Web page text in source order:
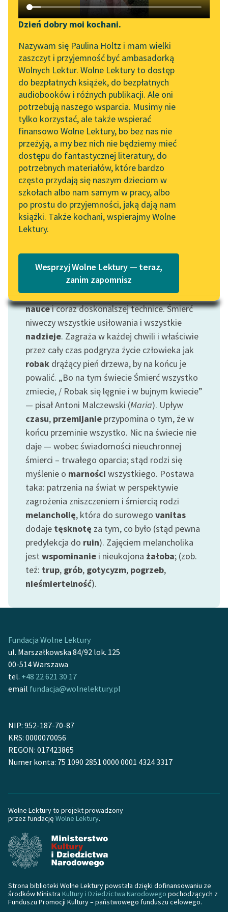
Katalog DAISY
Podkasty o książkach
Zgłoś brak utworu
Aktualności
„Prokurator Alicja Horn”
do słuchania
Byliśmy częścią AI Impact
Lab
Zapraszamy na spotkanie
online z tłumaczkami
literatury skandynawskiej
Spotkanie z Katarzyną
Tunkiel w Oslo
102. lata temu zmarł
Joseph Conrad
Lektury szkolne i klasyka
literatury do słuchania dla
uczennic i uczniów z
niepełnosprawnościami
E-kolekcja lektur
szkolnych i literatury do
słuchania dla uczennic i
niepełnosprawnościami
Feministyczne inspiracje.
Popularyzacja
skandynawskiej literatury
feministycznej
Ręce pełne poezji
Kolekcje edukacyjne
twórców przechodzących
do domeny publicznej,
lektur szkolnych oraz
Starego Testamentu
Odkurzamy bohaterów
Szkoła Poezji Wolnych
Lektur
Narzędzia
Mapa Wolnych Lektur
Leśmianator
Przewodnik dla piszących i
czytających
API
OAI-PMH
Widget Wolnych Lektur
Przypisy
Katalog w formacie PDF
O nas
O projekcie
Zespół
Logotypy
Materiały promocyjne
Dane fundacji i
sprawozdania finansowe
Regulamin darowizn
Informacja o treściach
wrażliwych
Deklaracja dostępności
Dzień dobry moi kochani.
Nazywam się Paulina Holtz i mam wielki
zaszczyt i przyjemność być ambasadorką
Wolnych Lektur. Wolne Lektury to dostęp
do bezpłatnych książek, do bezpłatnych
audiobooków i różnych publikacji. Ale oni
potrzebują naszego wsparcia. Musimy nie
tylko korzystać, ale także wspierać
finansowo Wolne Lektury, bo bez nas nie
przeżyją, a my bez nich nie będziemy mieć
dostępu do fantastycznej literatury, do
potrzebnych materiałów, które bardzo
często przydają się naszym dzieciom w
szkołach albo nam samym w pracy, albo
po prostu do przyjemności, jaką dają nam
książki. Także kochani, wspierajmy Wolne
Lektury.
Wesprzyj Wolne Lektury — teraz,
zanim zapomnisz
Teresa Bogusławska
Czytaj więcej
Motyw: Śmierć
egzystencjalny, określakondycję ludzką
Jest wyzwaniem dladumy z osiągnięć
człowieka w opanowywaniu i poznawaniu
świata oraz siebie samego dziękirozumowi
naucei coraz doskonalszej technice. Śmierć
niweczy wszystkie usiłowania i wszystkie
nadzieje. Zagraża w każdej chwili i właściwie
przez cały czas podgryza życie człowieka jak
robak drążący pień drzewa, by na końcu je
powalić. „Bo na tym świecie Śmierć wszystko
zmiecie, / Robak się lęgnie i w bujnym kwiecie”
— pisał Antoni Malczewski (Maria). Upływ
czasu, przemijanie przypomina o tym, że w
końcu przeminie wszystko. Nic na świecie nie
daje — wobec świadomości nieuchronnej
śmierci – trwałego oparcia; stąd rodzi się
myślenie o marności wszystkiego. Postawa
taka: patrzenia na świat w perspektywie
zagrożenia zniszczeniem i śmiercią rodzi
melancholię, która do surowego vanitas
dodaje tęsknotę za tym, co było (stąd pewna
predylekcja do ruin). Zajęciem melancholika
jest wspominanie i nieukojona żałoba; (zob.
też: trup, grób, gotycyzm, pogrzeb,
nieśmiertelność).
Fundacja Wolne Lektury
ul. Marszałkowska 84/92 lok. 125
00-514 Warszawa
tel. +48 22 621 30 17
email fundacja@wolnelektury.pl
NIP: 952-187-70-87
KRS: 0000070056
REGON: 017423865
Numer konta: 75 1090 2851 0000 0001 4324 3317
Wolne Lektury to projekt prowadzony
przez fundację Wolne Lektury.
Strona biblioteki Wolne Lektury powstała dzięki dofinansowaniu ze
środków Ministra Kultury i Dziedzictwa Narodowego pochodzących z
Funduszu Promocji Kultury – państwowego funduszu celowego.